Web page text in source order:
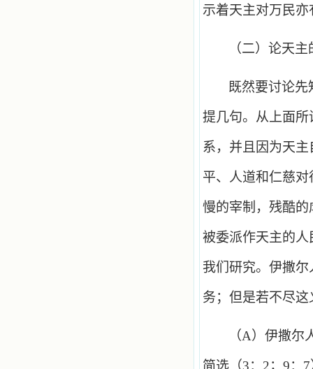
示着天主对万民
（二）论天
既然要讨论
提几句。从上面
系，并且因为天
平、人道和仁慈
慢的宰制，残酷
被委派作天主的
我们研究。伊撒
务；但是若不尽
（A）伊撒尔
简选（3： 2； 9： 7